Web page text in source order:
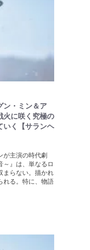
ン・ミン＆ア
火に咲く究極の
いく【サランヘ
が主演の時代劇
～』は、単なるロ
まらない。描かれ
れる。特に、物語